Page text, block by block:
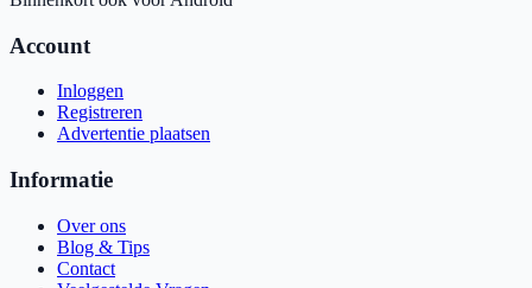
Account
Inloggen
Registreren
Advertentie plaatsen
Informatie
Over ons
Blog & Tips
Contact